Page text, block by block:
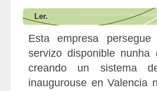
Ler.
Esta empresa
servizo disponible
creando un sistema
inaugurouse en Valencia